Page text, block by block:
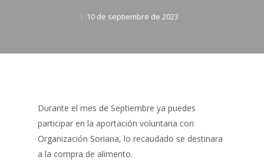
10 de septiembre de 2023
Durante el mes de Septiembre ya puedes
participar en la aportación voluntaria con
Organización Soriana, lo recaudado se destinara
a la compra de alimento.